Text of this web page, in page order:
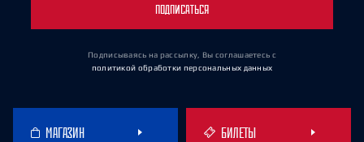
ПОДПИСАТЬСЯ
Подписываясь на рассылку, Вы соглашаетесь с
политикой обработки персональных данных
МАГАЗИН БИЛЕТЫ